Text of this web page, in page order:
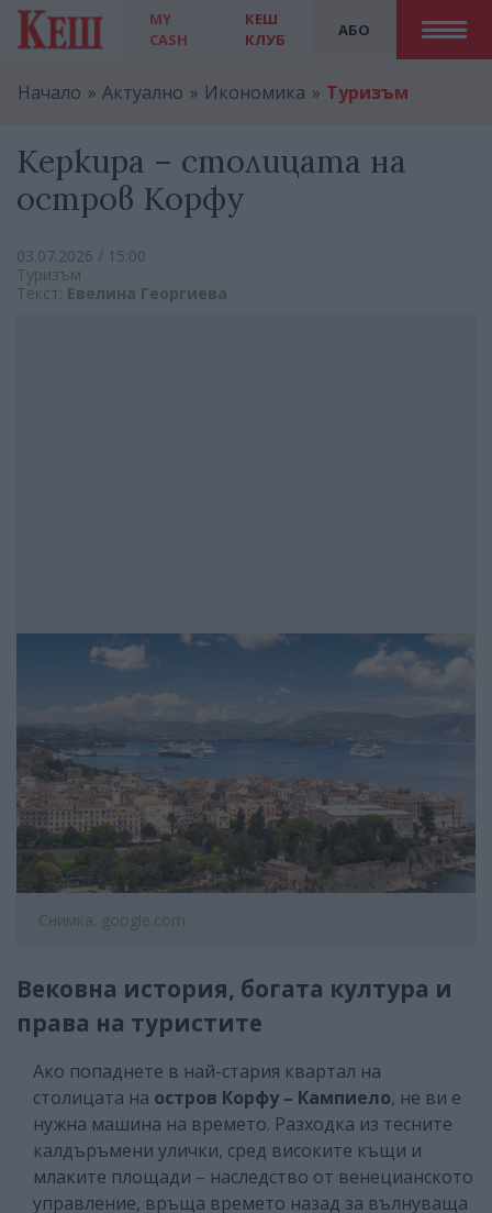
MY
CASH
АБО
КЕШ
КЛУБ
Начало Актуално Икономика Туризъм
Керкира – столицата на
остров Корфу
03.07.2026 / 15:00
Туризъм
Текст: Евелина Георгиева
Снимка: google.com
Вековна история, богата култура и
права на туристите
Ако попаднете в най-стария квартал на
столицата на остров Корфу – Кампиело, не ви е
нужна машина на времето. Разходка из тесните
калдъръмени улички, сред високите къщи и
млаките площади – наследство от венецианското
управление, връща времето назад за вълнуваща